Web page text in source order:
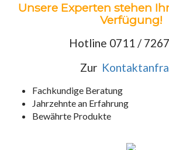
Unsere Experten stehen
Verfügung!
Hotline 0711 /
Zur
Fachkundige Beratung
Jahrzehnte an Erfahrung
Bewährte Produkte